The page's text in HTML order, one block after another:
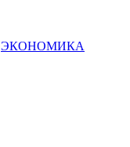
ЭКОНОМИКА